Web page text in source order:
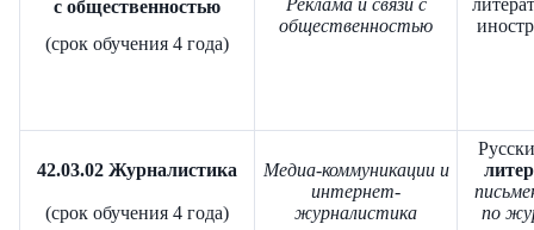
с общественностью
(срок обучения 4 года)
общественностью
42.03.02 Журналистика
(срок обучения 4 года)
Медиа-коммуникации и
интернет-
журналистика
по